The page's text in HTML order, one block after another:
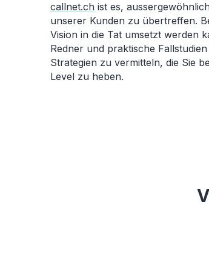
callnet.ch ist es,
unserer Kunden zu übertreffen.
Vision in die Tat umsetzt werden
Redner und praktische
Strategien zu vermitteln, die Sie
Level zu heben.